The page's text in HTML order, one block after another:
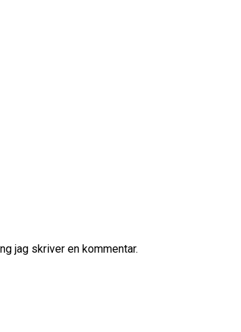
jag skriver en kommentar.